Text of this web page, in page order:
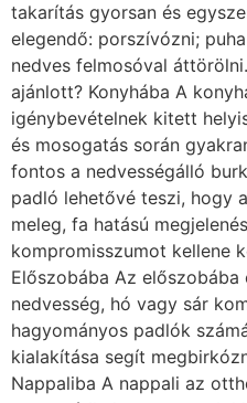
takarítás gyorsan és
elegendő: porszívózni;
nedves felmosóval
ajánlott? Konyhába A
igénybevételnek kitett
és mosogatás során
fontos a nedvességálló
padló lehetővé teszi, hogy
meleg, fa hatású
kompromisszumot kellene
Előszobába Az
nedvesség, hó vagy sár
hagyományos padlók
kialakítása segít
Nappaliba A nappali az